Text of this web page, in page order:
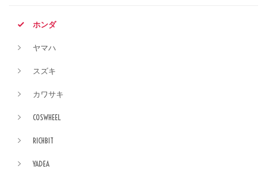
ホンダ
ヤマハ
スズキ
カワサキ
COSWHEEL
RICHBIT
YADEA